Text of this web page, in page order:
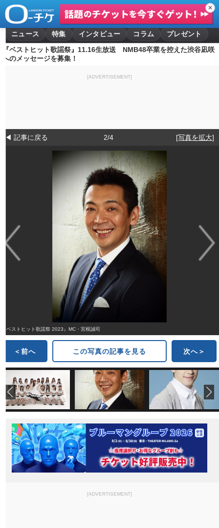
✕
ニュース 特集 インタビュー コラム
プレゼント
『ベストヒット歌謡祭』11.16生放送 NMB48卒業を控えた渋谷凪咲
へのメッセージを募集！
[ADVERTISEMENT]
◀ 記事に戻る 2/4 [写真を拡大]
『ベストヒット歌謡祭 2023』MC・宮根誠司
＜前へ この写真の記事を見る 次へ＞
[ADVERTISEMENT]